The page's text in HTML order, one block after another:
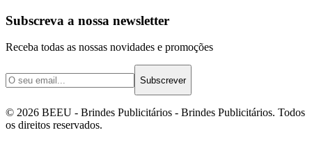
Subscreva a nossa newsletter
Receba todas as nossas novidades e promoções
Subscrever
© 2026 BEEU - Brindes Publicitários - Brindes Publicitários. Todos
os direitos reservados.